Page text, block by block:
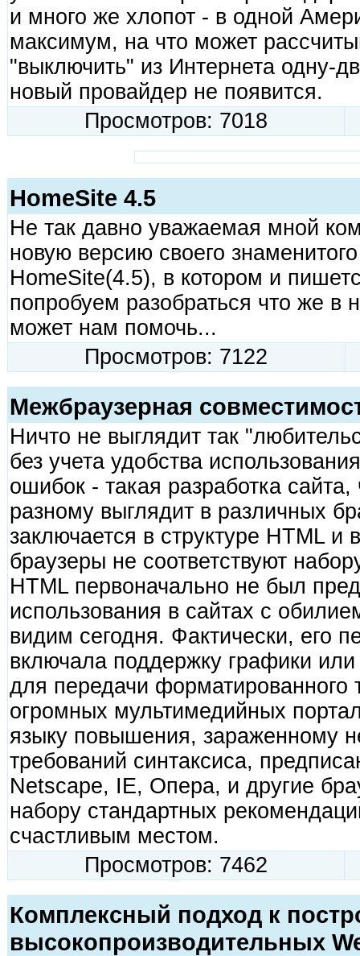
и много же хлопот - в одной
максимум, на что может
"выключить" из Интернета одну-
новый провайдер не появится.
Просмотров: 7018
HomeSite 4.5
Не так давно уважаемая мной
новую версию своего
HomeSite(4.5), в котором и
попробуем разобраться что же в
может нам помочь...
Просмотров: 7122
Межбраузерная
Ничто не выглядит так
без учета удобства
ошибок - такая разработка
разному выглядит в различных
заключается в структуре HTML и
браузеры не соответствуют
HTML первоначально не был
использования в сайтах с
видим сегодня. Фактически, его
включала поддержку графики
для передачи форматированного
огромных мультимедийных
языку повышения, зараженному
требований синтаксиса,
Netscape, IE, Опера, и другие
набору стандартных
счастливым местом.
Просмотров: 7462
Комплексный подход к
высокопроизводительных